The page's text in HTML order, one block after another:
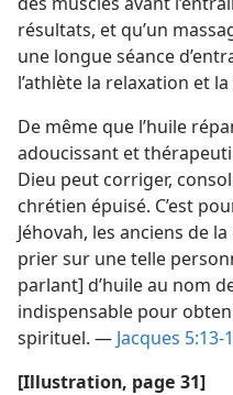
résultats, et qu’un
une longue séance
l’athlète la relaxation et
De même que l’huile
adoucissant et
Dieu peut corriger,
chrétien épuisé. C’est
Jéhovah, les anciens de
prier sur une telle
parlant] d’huile au nom
indispensable pour
spirituel. — Jacques 5:13-
[Illustration, page 31]